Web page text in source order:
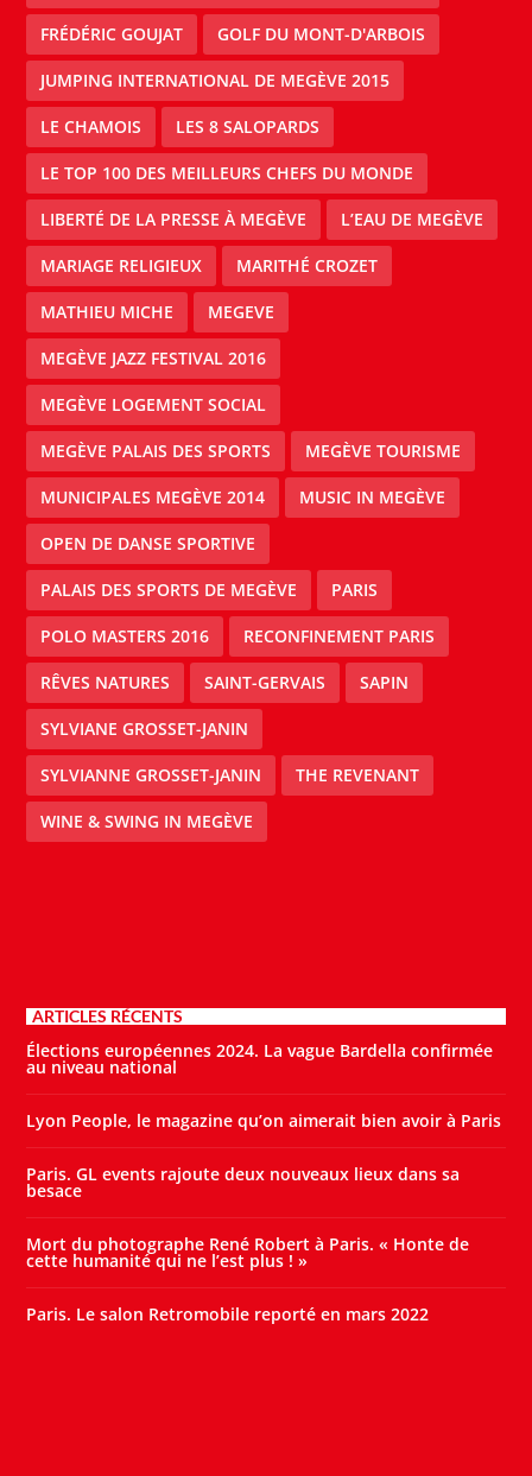
FRÉDÉRIC GOUJAT GOLF DU MONT-D'ARBOIS
JUMPING INTERNATIONAL DE MEGÈVE 2015
LE CHAMOIS LES 8 SALOPARDS
LE TOP 100 DES MEILLEURS CHEFS DU MONDE
LIBERTÉ DE LA PRESSE À MEGÈVE L’EAU DE MEGÈVE
MARIAGE RELIGIEUX MARITHÉ CROZET
MATHIEU MICHE MEGEVE
MEGÈVE JAZZ FESTIVAL 2016
MEGÈVE LOGEMENT SOCIAL
MEGÈVE PALAIS DES SPORTS MEGÈVE TOURISME
MUNICIPALES MEGÈVE 2014 MUSIC IN MEGÈVE
OPEN DE DANSE SPORTIVE
PALAIS DES SPORTS DE MEGÈVE PARIS
POLO MASTERS 2016 RECONFINEMENT PARIS
RÊVES NATURES SAINT-GERVAIS SAPIN
SYLVIANE GROSSET-JANIN
SYLVIANNE GROSSET-JANIN THE REVENANT
WINE & SWING IN MEGÈVE
ARTICLES RÉCENTS
Élections européennes 2024. La vague Bardella confirmée
au niveau national
Lyon People, le magazine qu’on aimerait bien avoir à Paris
Paris. GL events rajoute deux nouveaux lieux dans sa
besace
Mort du photographe René Robert à Paris. « Honte de
cette humanité qui ne l’est plus ! »
Paris. Le salon Retromobile reporté en mars 2022